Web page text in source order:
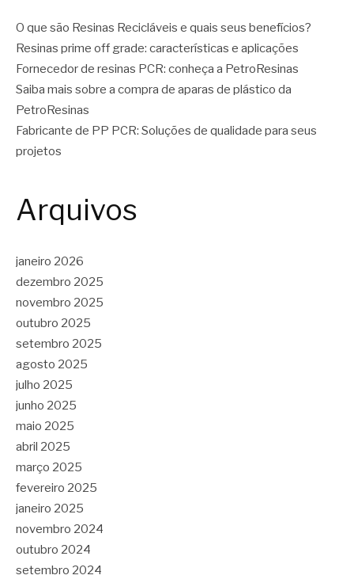
O que são Resinas Recicláveis e quais seus benefícios?
Resinas prime off grade: características e aplicações
Fornecedor de resinas PCR: conheça a PetroResinas
Saiba mais sobre a compra de aparas de plástico da
PetroResinas
Fabricante de PP PCR: Soluções de qualidade para seus
projetos
Arquivos
janeiro 2026
dezembro 2025
novembro 2025
outubro 2025
setembro 2025
agosto 2025
julho 2025
junho 2025
maio 2025
abril 2025
março 2025
fevereiro 2025
janeiro 2025
novembro 2024
outubro 2024
setembro 2024